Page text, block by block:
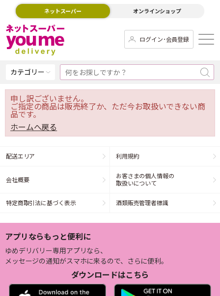
ネットスーパー オンラインショップ
ログイン･会員登録
カテゴリー
申し訳ございません。
ご指定の商品は販売終了か、ただ今お取扱いできない商
品です。
ホームへ戻る
配送エリア 利用規約
会社概要
お客さまの個人情報の
取扱いについて
特定商取引法に基づく表示 酒類販売管理者標識
アプリならもっと便利に
ゆめデリバリー専用アプリなら、
メッセージの通知がスマホに来るので、さらに便利。
ダウンロードはこちら